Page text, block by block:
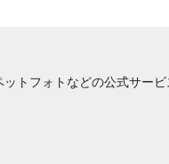
トフォトなどの公式サー